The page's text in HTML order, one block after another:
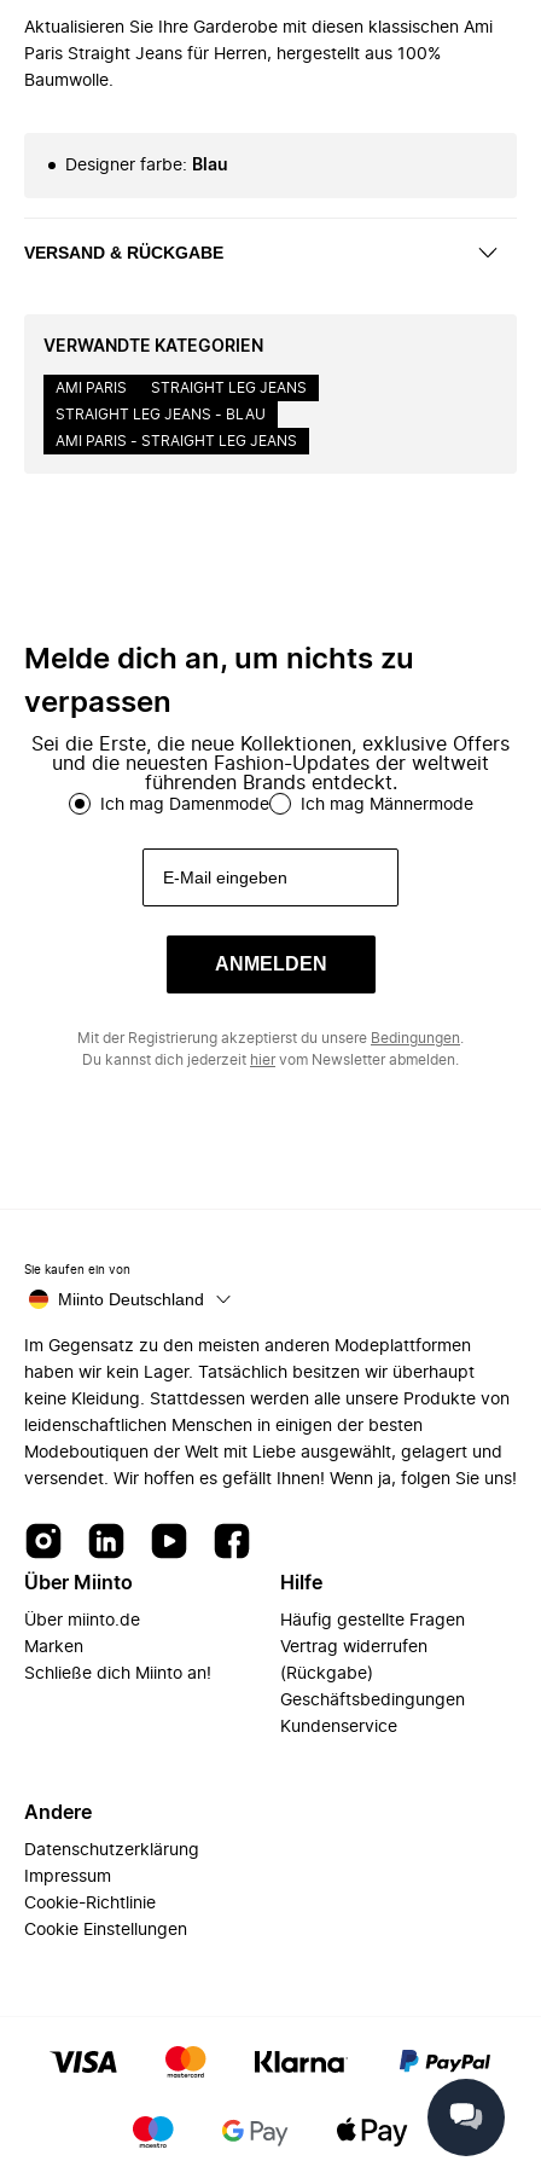
Aktualisieren Sie Ihre Garderobe mit diesen klassischen Ami
Paris Straight Jeans für Herren, hergestellt aus 100%
Baumwolle.
Designer farbe: Blau
VERSAND & RÜCKGABE
VERWANDTE KATEGORIEN
AMI PARIS
STRAIGHT LEG JEANS
STRAIGHT LEG JEANS - BLAU
AMI PARIS - STRAIGHT LEG JEANS
Melde dich an, um nichts zu
verpassen
Sei die Erste, die neue Kollektionen, exklusive Offers
und die neuesten Fashion-Updates der weltweit
führenden Brands entdeckt.
Ich mag Damenmode Ich mag Männermode
ANMELDEN
Mit der Registrierung akzeptierst du unsere Bedingungen
Du kannst dich jederzeit hiervom Newsletter abmelden.
Sie kaufen ein von
Miinto Deutschland
Im Gegensatz zu den meisten anderen Modeplattformen
haben wir kein Lager. Tatsächlich besitzen wir überhaupt
keine Kleidung. Stattdessen werden alle unsere Produkte von
leidenschaftlichen Menschen in einigen der besten
Modeboutiquen der Welt mit Liebe ausgewählt, gelagert und
versendet. Wir hoffen es gefällt Ihnen! Wenn ja, folgen Sie uns!
Über Miinto
Über miinto.de
Marken
Schließe dich Miinto an!
Hilfe
Häufig gestellte Fragen
Vertrag widerrufen
(Rückgabe)
Geschäftsbedingungen
Kundenservice
Andere
Datenschutzerklärung
Impressum
Cookie-Richtlinie
Cookie Einstellungen